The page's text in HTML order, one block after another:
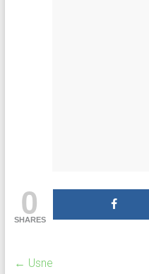
0
SHARES
← Usne